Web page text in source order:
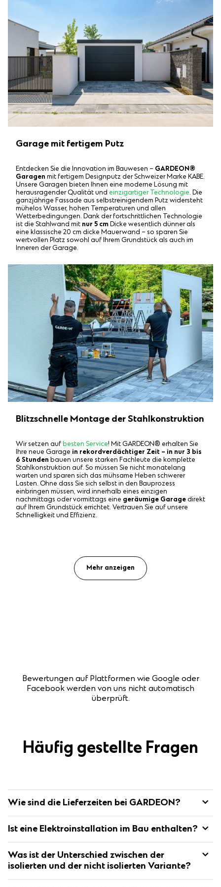
Garage mit fertigem Putz
Entdecken Sie die Innovation im Bauwesen – GARDEON®
Garagen mit fertigem Designputz der Schweizer Marke KABE.
Unsere Garagen bieten Ihnen eine moderne Lösung mit
herausragender Qualität und einzigartiger Technologie. Die
ganzjährige Fassade aus selbstreinigendem Putz widersteht
mühelos Wasser, hohen Temperaturen und allen
Wetterbedingungen. Dank der fortschrittlichen Technologie
ist die Stahlwand mit nur 5 cmDicke wesentlich dünner als
eine klassische 20 cm dicke Mauerwand – so sparen Sie
wertvollen Platz sowohl auf Ihrem Grundstück als auch im
Inneren der Garage.
Blitzschnelle Montage der Stahlkonstruktion
Wir setzen aufbesten Service! Mit GARDEON® erhalten Sie
Ihre neue Garage in rekordverdächtiger Zeit – in nur 3 bis
6 Stunden bauen unsere starken Fachleute die komplette
Stahlkonstruktion auf. So müssen Sie nicht monatelang
warten und sparen sich das mühsame Heben schwerer
Lasten. Ohne dass Sie sich selbst in den Bauprozess
einbringen müssen, wird innerhalb eines einzigen
nachmittags oder vormittags eine geräumige Garagedirekt
auf Ihrem Grundstück errichtet. Vertrauen Sie auf unsere
Schnelligkeit und Effizienz.
Mehr anzeigen
Bewertungen auf Plattformen wie Google oder
Facebook werden von uns nicht automatisch
überprüft.
Häufig gestellte Fragen
Wie sind die Lieferzeiten bei GARDEON?
Wochen nach Eingang der Anzahlung.
Ist eine Elektroinstallation im Bau enthalten?
enthalten.
Was ist der Unterschied zwischen der
isolierten und der nicht isolierten Variante?